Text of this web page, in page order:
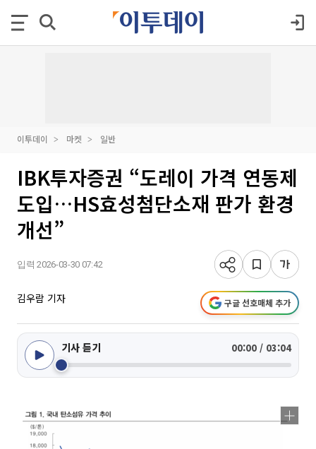
이투데이 마켓 일반
IBK투자증권 “도레이 가격 연동제
도입…HS효성첨단소재 판가 환경
개선”
입력 2026-03-30 07:42
김우람 기자 구글 선호매체 추가
기사 듣기 00:00 / 03:04